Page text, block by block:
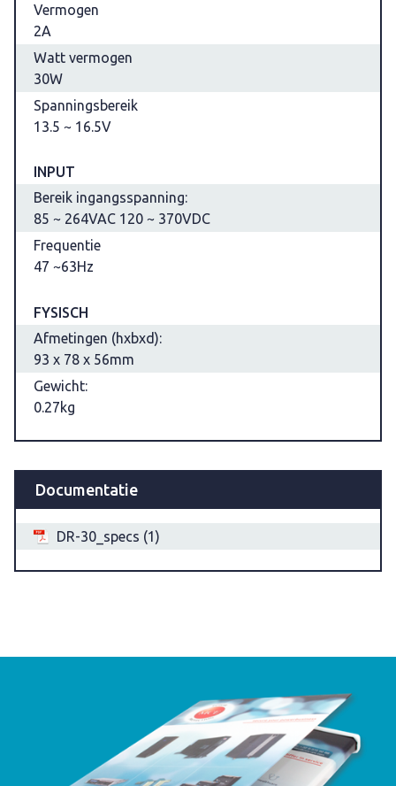
Vermogen
2A
Watt vermogen
30W
Spanningsbereik
13.5 ~ 16.5V
INPUT
Bereik ingangsspanning:
85 ~ 264VAC 120 ~ 370VDC
Frequentie
47 ~63Hz
FYSISCH
Afmetingen (hxbxd):
93 x 78 x 56mm
Gewicht:
0.27kg
Documentatie
DR-30_specs (1)